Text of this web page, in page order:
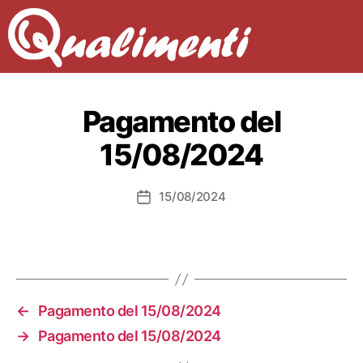
Pagamento del
15/08/2024
Data15/08/2024
←
Pagamento del 15/08/2024
→ Pagamento del 15/08/2024